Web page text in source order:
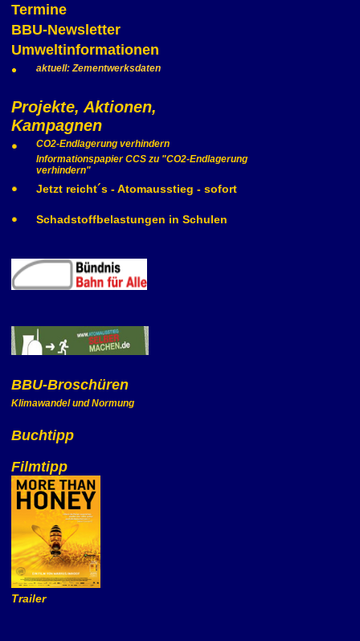
Termine
BBU-Newsletter
Umweltinformationen
aktuell: Zementwerksdaten
Projekte, Aktionen,
Kampagnen
CO2-Endlagerung verhindern
Informationspapier CCS zu "CO2-Endlagerung
verhindern"
Jetzt reicht´s - Atomausstieg - sofort
Schadstoffbelastungen in Schulen
BBU-Broschüren
Klimawandel und Normung
Buchtipp
Filmtipp
Trailer